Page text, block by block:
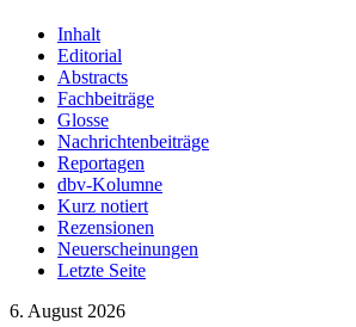
Inhalt
Editorial
Abstracts
Fachbeiträge
Glosse
Nachrichtenbeiträge
Reportagen
dbv-Kolumne
Kurz notiert
Rezensionen
Neuerscheinungen
Letzte Seite
6. August 2026